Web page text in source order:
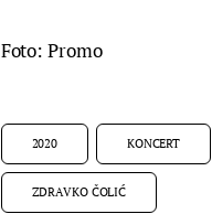
Foto: Promo
2020 KONCERT
ZDRAVKO ČOLIĆ